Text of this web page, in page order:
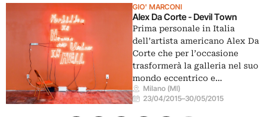
GIO' MARCONI
Alex Da Corte - Devil Town
Prima personale in Italia
dell’artista americano Alex Da
Corte che per l’occasione
trasformerà la galleria nel suo
mondo eccentrico e…
Milano (MI)
23/04/2015–30/05/2015